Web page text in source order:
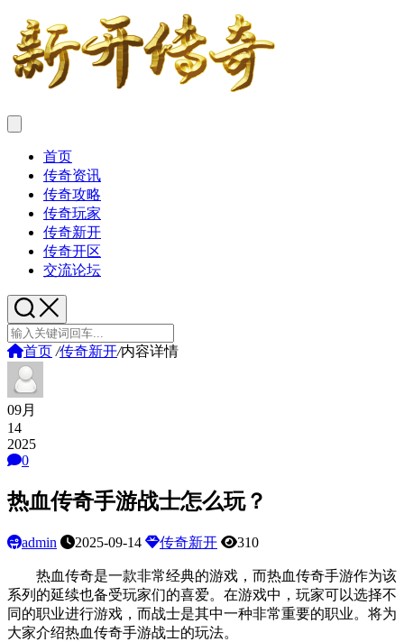
首页
传奇资讯
传奇攻略
传奇玩家
传奇新开
传奇开区
交流论坛
首页 /传奇新开/内容详情
09月
14
2025
0
热血传奇手游战士怎么玩？
admin 2025-09-14 传奇新开 310
热血传奇是一款非常经典的游戏，而热血传奇手游作为该
系列的延续也备受玩家们的喜爱。在游戏中，玩家可以选择不
同的职业进行游戏，而战士是其中一种非常重要的职业。将为
大家介绍热血传奇手游战士的玩法。